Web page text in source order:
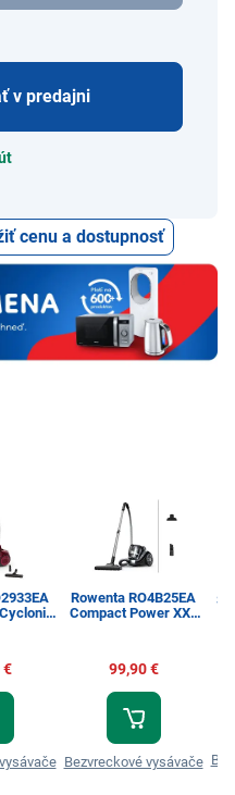
v predajni
cenu a dostupnosť
€
Rowenta RO4B25EA
Compact Power XXL
99,90 €
Bezvreckové vysávače